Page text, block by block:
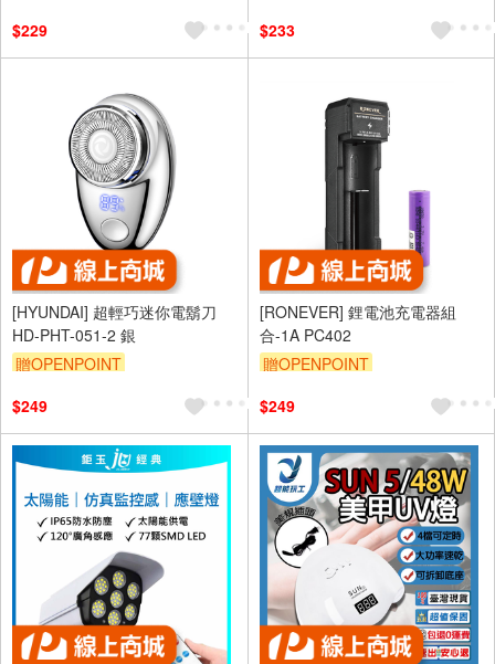
$229
$233
[HYUNDAI] 超輕巧迷你電鬍刀
HD-PHT-051-2 銀
贈OPENPOINT
$249
[RONEVER] 鋰電池充電器組
合-1A PC402
贈OPENPOINT
$249